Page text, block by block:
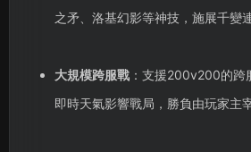
之矛、洛基幻影等神技，施展千變連
大規模跨服戰：支援200v200的跨
即時天氣影響戰局，勝負由玩家主宰